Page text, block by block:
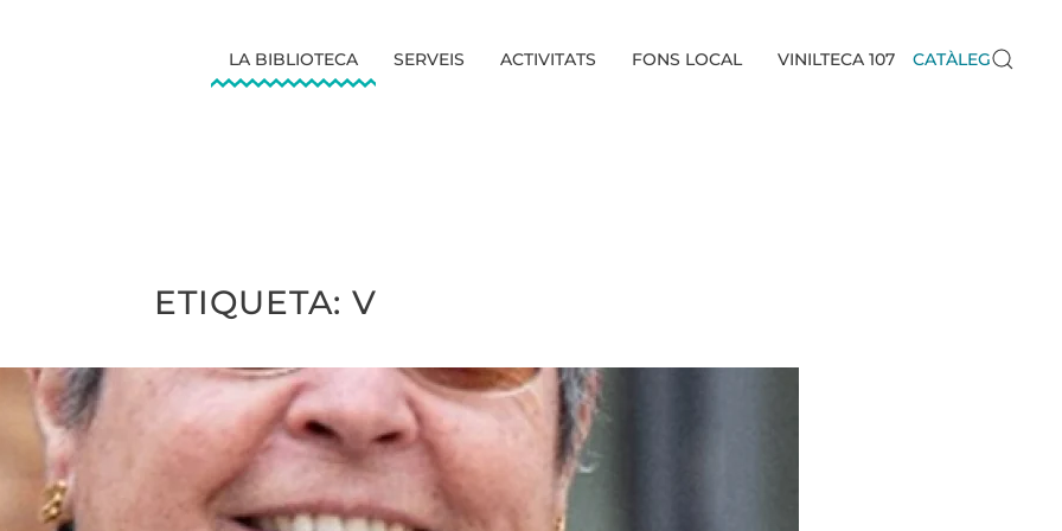
LA BIBLIOTECA SERVEIS ACTIVITATS FONS LOCAL VINILTECA 107 CATÀLEG
ETIQUETA: V